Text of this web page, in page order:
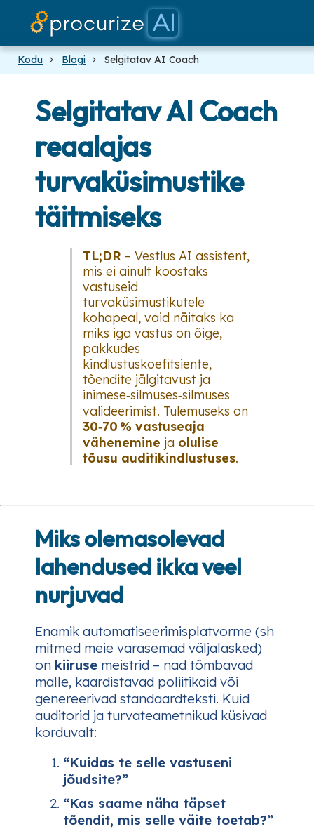
Kodu Blogi Selgitatav AI Coach
Selgitatav AI Coach
reaalajas
turvaküsimustike
täitmiseks
TL;DR – Vestlus AI assistent,
mis ei ainult koostaks
vastuseid
turvaküsimustikutele
kohapeal, vaid näitaks ka
miks iga vastus on õige,
pakkudes
kindlustuskoefitsiente,
tõendite jälgitavust ja
inimese‑silmuses‑silmuses
valideerimist. Tulemuseks on
30‑70 % vastuseaja
vähenemine ja olulise
tõusu auditikindlustuses.
Miks olemasolevad
lahendused ikka veel
nurjuvad
Enamik automatiseerimisplatvorme (sh
mitmed meie varasemad väljalasked)
on kiiruse meistrid – nad tõmbavad
malle, kaardistavad poliitikaid või
genereerivad standaardteksti. Kuid
auditorid ja turvateametnikud küsivad
korduvalt:
“Kuidas te selle vastuseni
jõudsite?”
“Kas saame näha täpset
tõendit, mis selle väite toetab?”